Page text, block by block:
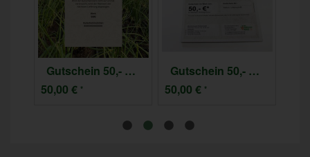
Gutschein 50,- Euro - nur online einlösbar
50,00 € *
Gutschein 50,- Euro
50,00 € *